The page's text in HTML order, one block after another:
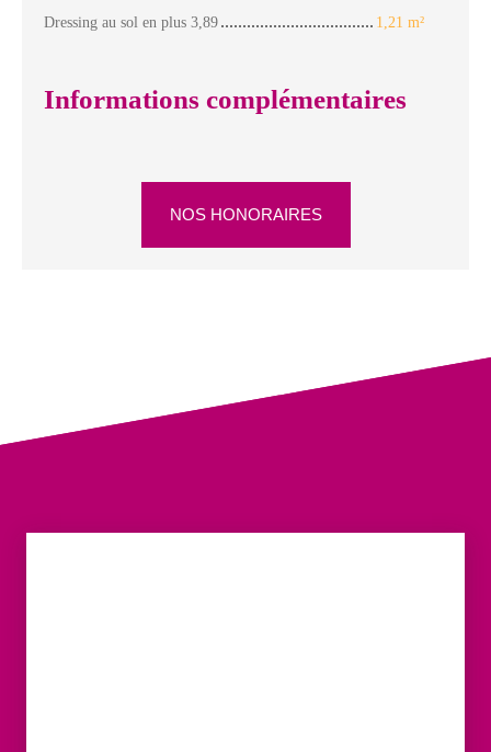
Dressing au sol en plus 3,89
1,21 m²
Informations complémentaires
NOS HONORAIRES